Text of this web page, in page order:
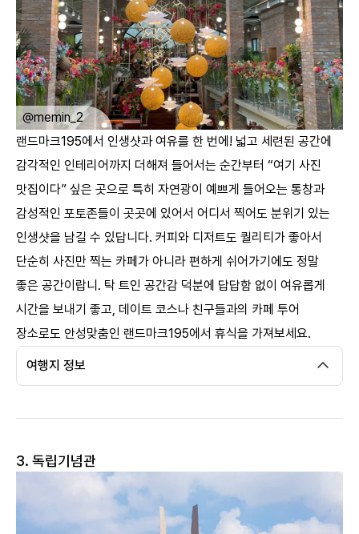
@memin_2
ㅤ
랜드마크195에서 인생샷과 여유를 한 번에! 넓고 세련된 공간에
감각적인 인테리어까지 더해져 들어서는 순간부터 “여기 사진
맛집이다” 싶은 곳으로 특히 자연광이 예쁘게 들어오는 통창과
감성적인 포토존들이 곳곳에 있어서 어디서 찍어도 분위기 있는
인생샷을 남길 수 있답니다. 커피와 디저트도 퀄리티가 좋아서
단순히 사진만 찍는 카페가 아니라 편하게 쉬어가기에도 정말
좋은 공간이랍니. 탁 트인 공간감 덕분에 답답함 없이 여유롭게
시간을 보내기 좋고, 데이트 코스나 친구들과의 카페 투어
장소로도 안성맞춤인 랜드마크195에서 휴식을 가져보세요.
여행지 정보
3. 독립기념관